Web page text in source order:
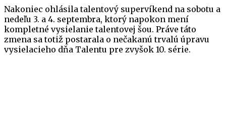
Nakoniec ohlásila talentový supervíkend na sobotu a
nedeľu 3. a 4. septembra, ktorý napokon mení
kompletné vysielanie talentovej šou. Práve táto
zmena sa totiž postarala o nečakanú trvalú úpravu
vysielacieho dňa Talentu pre zvyšok 10. série.